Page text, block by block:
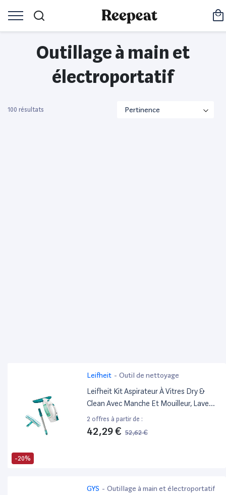
Outillage à main et
électroportatif
100 résultats
-20%
Leifheit - Outil de nettoyage
Leifheit Kit Aspirateur À Vitres Dry &
Clean Avec Manche Et Mouilleur, Lave
Vitre Sans Traces, Nettoyeur Vitre Multi
Usages, Aspirateur Portable
2 offres à partir de :
42,29 € 52,62 €
GYS - Outillage à main et électroportatif